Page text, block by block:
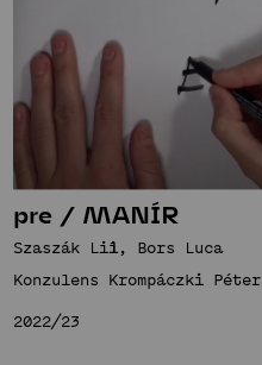
pre / MANÍR
Szaszák Lili, Bors Luca
Konzulens Krompáczki Péter
2022/23